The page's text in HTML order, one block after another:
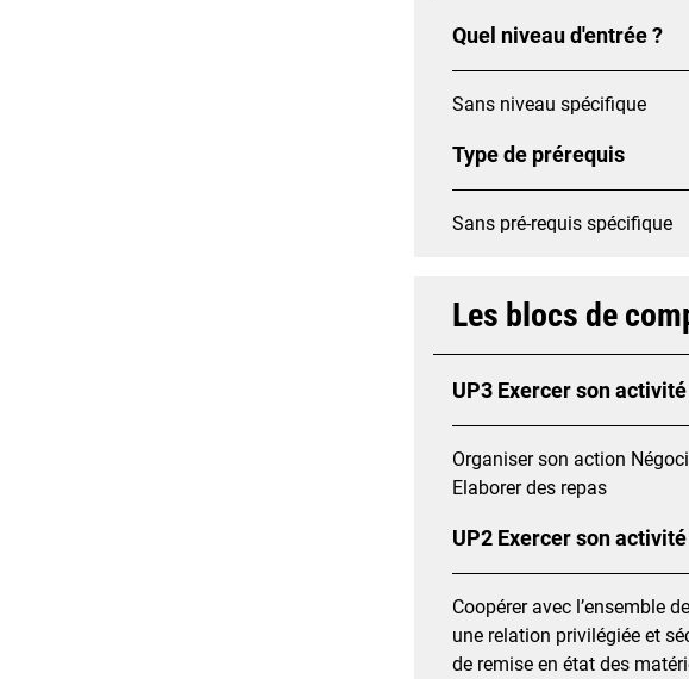
Quel niveau d'entrée ?
Sans niveau spécifique
Type de prérequis
Sans pré-requis spécifique
Les blocs de
UP3 Exercer son
Organiser son action
Elaborer des repas
UP2 Exercer son
Coopérer avec l’ensemble
une relation privilégiée et
de remise en état des